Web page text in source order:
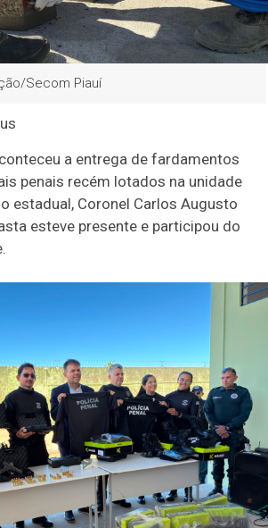
Secom Piauí
a entrega de fardamentos
penais recém lotados na unidade
estadual, Coronel Carlos Augusto
esteve presente e participou do